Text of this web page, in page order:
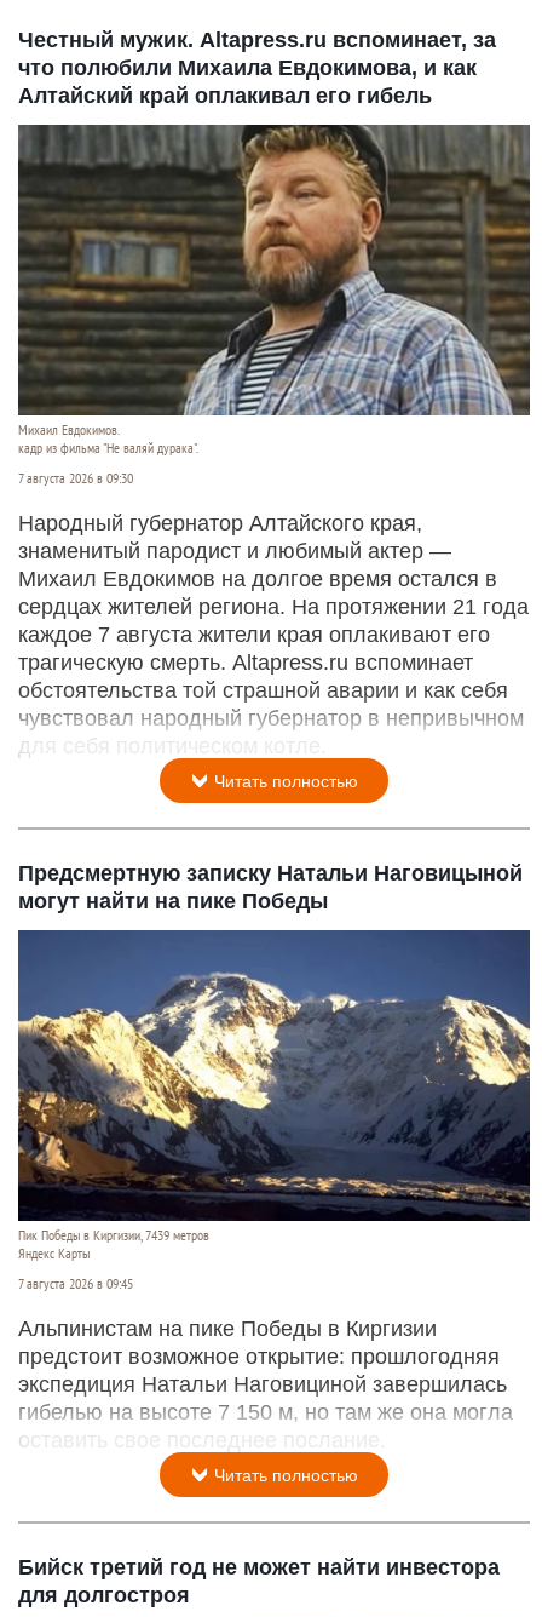
Честный мужик. Altapress.ru вспоминает, за
что полюбили Михаила Евдокимова, и как
Алтайский край оплакивал его гибель
Михаил Евдокимов.
кадр из фильма "Не валяй дурака".
7 августа 2026 в 09:30
Народный губернатор Алтайского края,
знаменитый пародист и любимый актер —
Михаил Евдокимов на долгое время остался в
сердцах жителей региона. На протяжении 21 года
каждое 7 августа жители края оплакивают его
трагическую смерть. Altapress.ru вспоминает
обстоятельства той страшной аварии и как себя
чувствовал народный губернатор в непривычном
для себя политическом котле.
Читать полностью
Предсмертную записку Натальи Наговицыной
могут найти на пике Победы
Пик Победы в Киргизии, 7439 метров
Яндекс Карты
7 августа 2026 в 09:45
Альпинистам на пике Победы в Киргизии
предстоит возможное открытие: прошлогодняя
экспедиция Натальи Наговициной завершилась
гибелью на высоте 7 150 м, но там же она могла
оставить свое последнее послание.
Читать полностью
Бийск третий год не может найти инвестора
для долгостроя